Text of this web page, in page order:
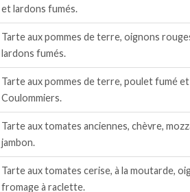
et lardons fumés.
Tarte aux pommes de terre, oignons
lardons fumés.
Tarte aux pommes de terre, poulet fumé et
Coulommiers.
Tarte aux tomates anciennes, chèvre,
jambon.
Tarte aux tomates cerise, à la moutarde,
fromage à raclette.